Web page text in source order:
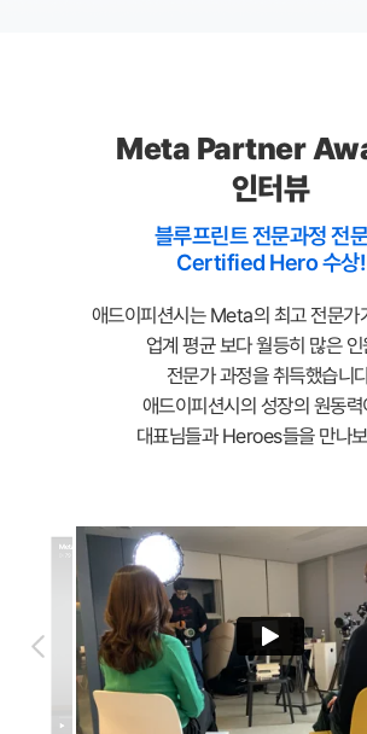
Meta Partner
인터뷰
블루프린트 전문과정 전
Certified Hero 수상!
애드이피션시는 Meta의 최고 전문가
업계 평균 보다 월등히 많은
전문가 과정을 취득했습니
애드이피션시의 성장의 원동력
대표님들과 Heroes들을 만나